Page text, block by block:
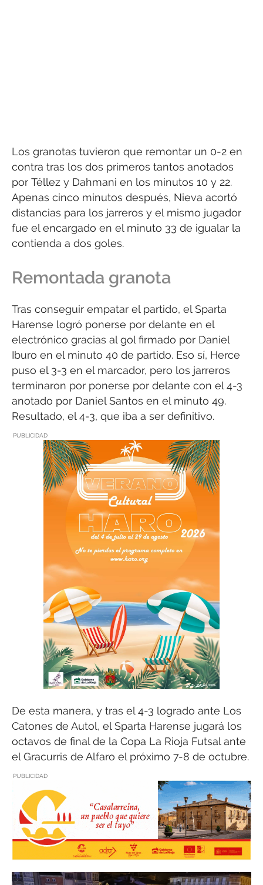
Los granotas tuvieron que remontar un 0-2 en
contra tras los dos primeros tantos anotados
por Téllez y Dahmani en los minutos 10 y 22.
Apenas cinco minutos después, Nieva acortó
distancias para los jarreros y el mismo jugador
fue el encargado en el minuto 33 de igualar la
contienda a dos goles.
Remontada granota
Tras conseguir empatar el partido, el Sparta
Harense logró ponerse por delante en el
electrónico gracias al gol firmado por Daniel
Iburo en el minuto 40 de partido. Eso sí, Herce
puso el 3-3 en el marcador, pero los jarreros
terminaron por ponerse por delante con el 4-3
anotado por Daniel Santos en el minuto 49.
Resultado, el 4-3, que iba a ser definitivo.
PUBLICIDAD
De esta manera, y tras el 4-3 logrado ante Los
Catones de Autol, el Sparta Harense jugará los
octavos de final de la Copa La Rioja Futsal ante
el Gracurris de Alfaro el próximo 7-8 de octubre.
PUBLICIDAD